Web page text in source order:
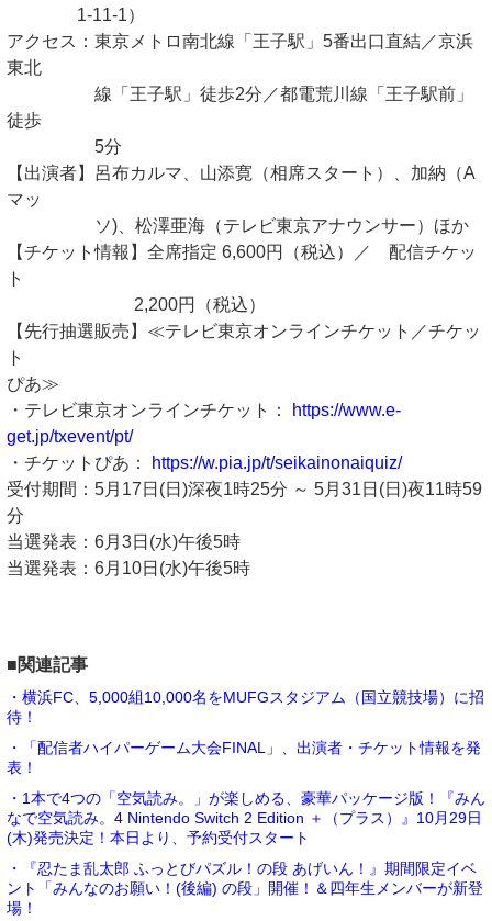
1-11-1）
アクセス：東京メトロ南北線「王子駅」5番出口直結／京浜
東北
線「王子駅」徒歩2分／都電荒川線「王子駅前」
徒歩
5分
【出演者】呂布カルマ、山添寛（相席スタート）、加納（A
マッ
ソ)、松澤亜海（テレビ東京アナウンサー）ほか
【チケット情報】全席指定 6,600円（税込）／ 配信チケッ
ト
2,200円（税込）
【先行抽選販売】≪テレビ東京オンラインチケット／チケッ
ト
ぴあ≫
・テレビ東京オンラインチケット：
https://www.e-
get.jp/txevent/pt/
・チケットぴあ：
https://w.pia.jp/t/seikainonaiquiz/
受付期間：5月17日(日)深夜1時25分 ～ 5月31日(日)夜11時59
分
当選発表：6月3日(水)午後5時
当選発表：6月10日(水)午後5時
■関連記事
・横浜FC、5,000組10,000名をMUFGスタジアム（国立競技場）に招
待！
・「配信者ハイパーゲーム大会FINAL」、出演者・チケット情報を発
表！
・1本で4つの「空気読み。」が楽しめる、豪華パッケージ版！『みん
なで空気読み。4 Nintendo Switch 2 Edition ＋（プラス）』10月29日
(木)発売決定！本日より、予約受付スタート
・『忍たま乱太郎 ふっとびパズル！の段 あげいん！』期間限定イベ
ント「みんなのお願い！(後編) の段」開催！＆四年生メンバーが新登
場！